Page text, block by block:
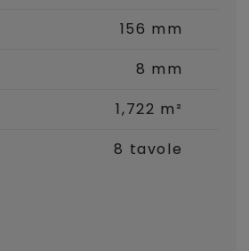
156 mm
8 mm
1,722 m²
8 tavole